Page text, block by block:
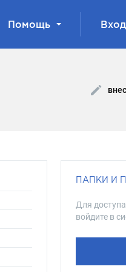
Помощь Вход
ПАПКИ И
Для
войдите в